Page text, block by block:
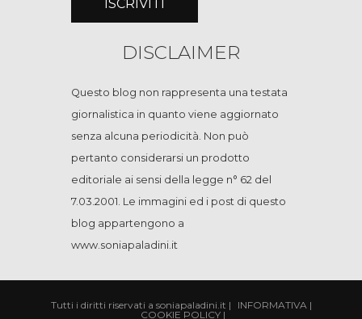
DISCLAIMER
Questo blog non rappresenta una testata
giornalistica in quanto viene aggiornato
senza alcuna periodicità. Non può
pertanto considerarsi un prodotto
editoriale ai sensi della legge n° 62 del
7.03.2001. Le immagini ed i post di questo
blog appartengono a
www.soniapaladini.it
Tutti i diritti riservati a soniapaladini.it | INFORMATIVA|
COOKIE POLICY |